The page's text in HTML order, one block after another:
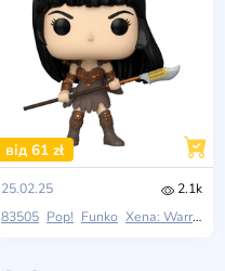
від 61 zł
25.02.25
2.1k
83505 Pop! Funko Xena: Warrior Princess